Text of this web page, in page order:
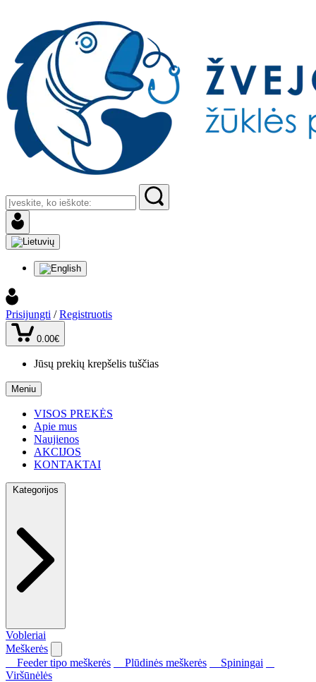
Prisijungti / Registruotis
0.00€
Jūsų prekių krepšelis tuščias
Meniu
VISOS PREKĖS
Apie mus
Naujienos
AKCIJOS
KONTAKTAI
Kategorijos
Vobleriai
Meškerės
Feeder tipo meškerės
Plūdinės meškerės
Spiningai
Viršūnėlės